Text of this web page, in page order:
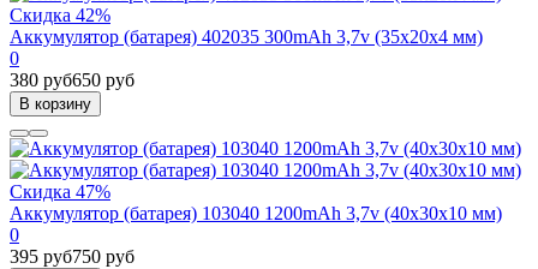
Скидка 42%
Аккумулятор (батарея) 402035 300mAh 3,7v (35х20х4 мм)
0
380 руб650 руб
В корзину
Скидка 47%
Аккумулятор (батарея) 103040 1200mAh 3,7v (40х30х10 мм)
0
395 руб750 руб